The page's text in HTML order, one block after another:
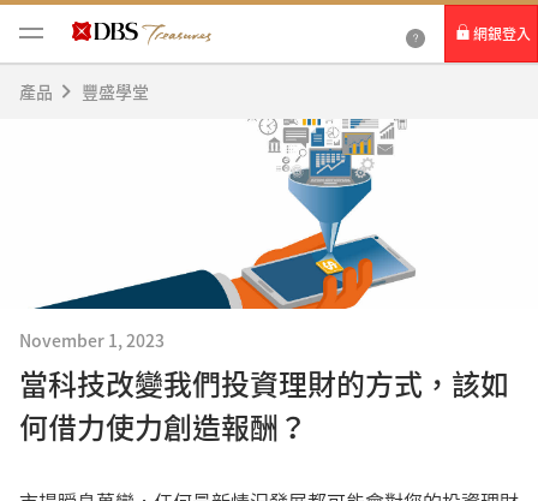
網銀登入
Card+ 信用卡數位服務
產品 豐盛學堂
November 1, 2023
當科技改變我們投資理財的方式，該如
何借力使力創造報酬？